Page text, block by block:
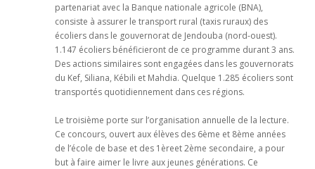
partenariat avec la Banque nationale agricole (BNA),
consiste à assurer le transport rural (taxis ruraux) des
écoliers dans le gouvernorat de Jendouba (nord-ouest).
1.147 écoliers bénéficieront de ce programme durant 3 ans.
Des actions similaires sont engagées dans les gouvernorats
du Kef, Siliana, Kébili et Mahdia. Quelque 1.285 écoliers sont
transportés quotidiennement dans ces régions.
Le troisième porte sur l’organisation annuelle de la lecture.
Ce concours, ouvert aux élèves des 6ème et 8ème années
de l’école de base et des 1èreet 2ème secondaire, a pour
but à faire aimer le livre aux jeunes générations. Ce